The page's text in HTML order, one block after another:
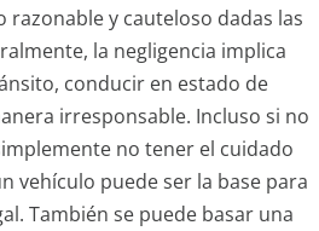
y cauteloso dadas las
la negligencia implica
conducir en estado de
irresponsable. Incluso si no
no tener el cuidado
vehículo puede ser la base para
También se puede basar una